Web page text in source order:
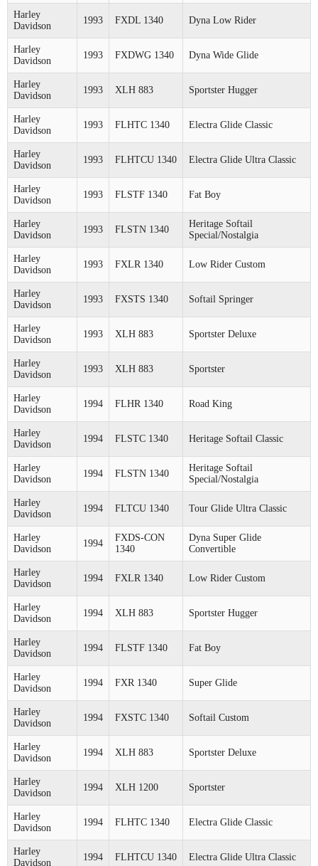
Harley
Davidson
1993 FXDL 1340 Dyna Low Rider
Harley
Davidson
1993 FXDWG 1340 Dyna Wide Glide
Harley
Davidson
1993 XLH 883 Sportster Hugger
Harley
Davidson
1993 FLHTC 1340 Electra Glide Classic
Harley
Davidson
1993 FLHTCU 1340 Electra Glide Ultra Classic
Harley
Davidson
1993 FLSTF 1340 Fat Boy
Harley
Davidson
1993 FLSTN 1340
Heritage Softail
Special/Nostalgia
Harley
Davidson
1993 FXLR 1340 Low Rider Custom
Harley
Davidson
1993 FXSTS 1340 Softail Springer
Harley
Davidson
1993 XLH 883 Sportster Deluxe
Harley
Davidson
1993 XLH 883 Sportster
Harley
Davidson
1994 FLHR 1340 Road King
Harley
Davidson
1994 FLSTC 1340 Heritage Softail Classic
Harley
Davidson
1994 FLSTN 1340
Heritage Softail
Special/Nostalgia
Harley
Davidson
1994 FLTCU 1340 Tour Glide Ultra Classic
Harley
Davidson
1994
FXDS-CON
1340
Dyna Super Glide
Convertible
Harley
Davidson
1994 FXLR 1340 Low Rider Custom
Harley
Davidson
1994 XLH 883 Sportster Hugger
Harley
Davidson
1994 FLSTF 1340 Fat Boy
Harley
Davidson
1994 FXR 1340 Super Glide
Harley
Davidson
1994 FXSTC 1340 Softail Custom
Harley
Davidson
1994 XLH 883 Sportster Deluxe
Harley
Davidson
1994 XLH 1200 Sportster
Harley
Davidson
1994 FLHTC 1340 Electra Glide Classic
Harley
Davidson
1994 FLHTCU 1340 Electra Glide Ultra Classic